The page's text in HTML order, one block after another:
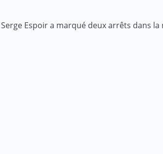
Espoir a marqué deux arrêts dans